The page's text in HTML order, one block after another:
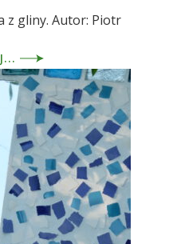
z gliny. Autor: Piotr